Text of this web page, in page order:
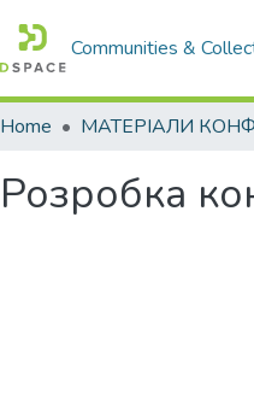
Communities &
Home
Розробка